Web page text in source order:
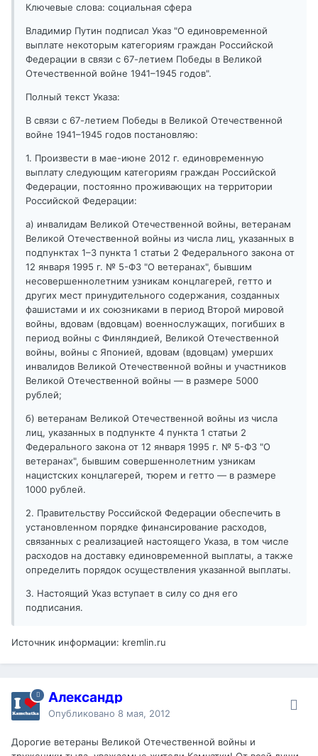
Ключевые слова: социальная сфера
Владимир Путин подписал Указ "О единовременной
выплате некоторым категориям граждан Российской
Федерации в связи с 67-летием Победы в Великой
Отечественной войне 1941–1945 годов".
Полный текст Указа:
В связи с 67-летием Победы в Великой Отечественной
войне 1941–1945 годов постановляю:
1. Произвести в мае-июне 2012 г. единовременную
выплату следующим категориям граждан Российской
Федерации, постоянно проживающих на территории
Российской Федерации:
а) инвалидам Великой Отечественной войны, ветеранам
Великой Отечественной войны из числа лиц, указанных в
подпунктах 1–3 пункта 1 статьи 2 Федерального закона от
12 января 1995 г. № 5-ФЗ "О ветеранах", бывшим
несовершеннолетним узникам концлагерей, гетто и
других мест принудительного содержания, созданных
фашистами и их союзниками в период Второй мировой
войны, вдовам (вдовцам) военнослужащих, погибших в
период войны с Финляндией, Великой Отечественной
войны, войны с Японией, вдовам (вдовцам) умерших
инвалидов Великой Отечественной войны и участников
Великой Отечественной войны — в размере 5000
рублей;
б) ветеранам Великой Отечественной войны из числа
лиц, указанных в подпункте 4 пункта 1 статьи 2
Федерального закона от 12 января 1995 г. № 5-ФЗ "О
ветеранах", бывшим совершеннолетним узникам
нацистских концлагерей, тюрем и гетто — в размере
1000 рублей.
2. Правительству Российской Федерации обеспечить в
установленном порядке финансирование расходов,
связанных с реализацией настоящего Указа, в том числе
расходов на доставку единовременной выплаты, а также
определить порядок осуществления указанной выплаты.
3. Настоящий Указ вступает в силу со дня его
подписания.
Источник информации: kremlin.ru
Александр
Опубликовано 8 мая, 2012
Дорогие ветераны Великой Отечественной войны и